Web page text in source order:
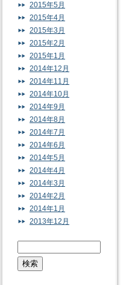
2015年5月
2015年4月
2015年3月
2015年2月
2015年1月
2014年12月
2014年11月
2014年10月
2014年9月
2014年8月
2014年7月
2014年6月
2014年5月
2014年4月
2014年3月
2014年2月
2014年1月
2013年12月